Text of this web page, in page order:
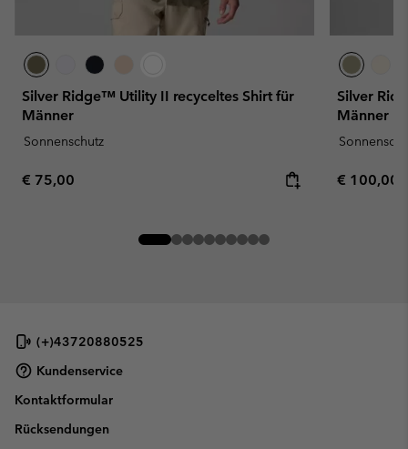
Silver Ridge™ Utility II recyceltes Shirt für
Männer
Sonnenschutz
Regular price:
€ 75,00
Silver
Männer
Regular
€ 100,00
(+)43720880525
Kundenservice
Kontaktformular
Rücksendungen